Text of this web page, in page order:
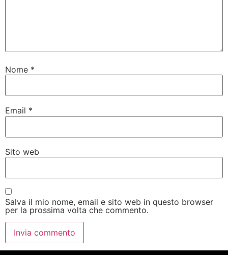
Nome *
Email *
Sito web
Salva il mio nome, email e sito web in questo browser
per la prossima volta che commento.